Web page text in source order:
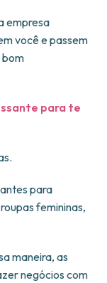
empresa
você e passem
bom
para te
para
femininas,
maneira, as
negócios com